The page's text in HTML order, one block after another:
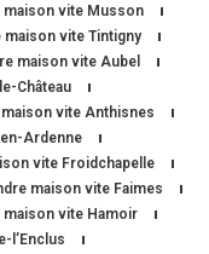
maison vite Musson
maison vite Tintigny
maison vite Aubel
Château
vite Anthisnes
Ardenne
vite Froidchapelle
maison vite Faimes
maison vite Hamoir
l’Enclus